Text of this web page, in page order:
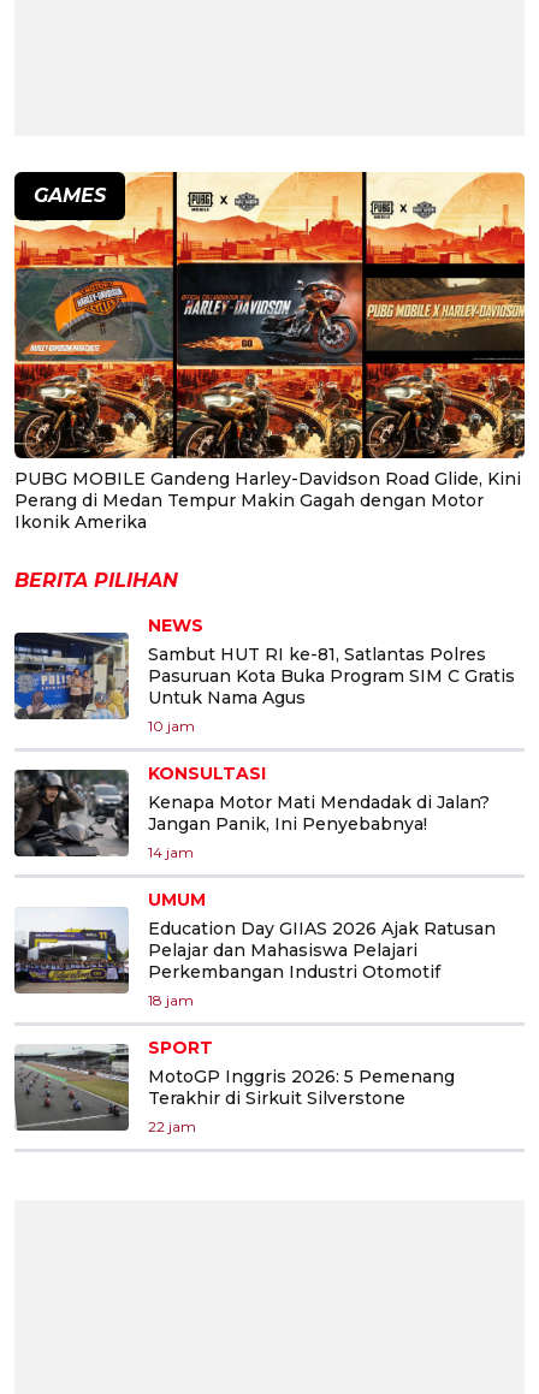
GAMES
PUBG MOBILE Gandeng Harley-Davidson Road Glide, Kini
Perang di Medan Tempur Makin Gagah dengan Motor
Ikonik Amerika
BERITA PILIHAN
NEWS
Sambut HUT RI ke-81, Satlantas Polres
Pasuruan Kota Buka Program SIM C Gratis
Untuk Nama Agus
10 jam
KONSULTASI
Kenapa Motor Mati Mendadak di Jalan?
Jangan Panik, Ini Penyebabnya!
14 jam
UMUM
Education Day GIIAS 2026 Ajak Ratusan
Pelajar dan Mahasiswa Pelajari
Perkembangan Industri Otomotif
18 jam
SPORT
MotoGP Inggris 2026: 5 Pemenang
Terakhir di Sirkuit Silverstone
22 jam